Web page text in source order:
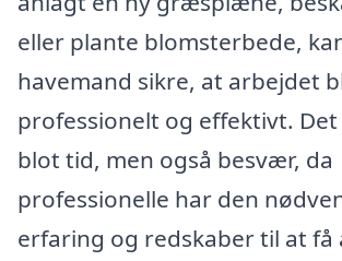
eller plante blomsterbede,
havemand sikre, at arbejdet
professionelt og effektivt.
blot tid, men også besvær, da
professionelle har den
erfaring og redskaber til at få